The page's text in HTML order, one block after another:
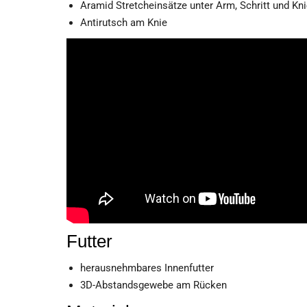
Aramid Stretcheinsätze unter Arm, Schritt und
Antirutsch am Knie
Futter
herausnehmbares Innenfutter
3D-Abstandsgewebe am Rücken